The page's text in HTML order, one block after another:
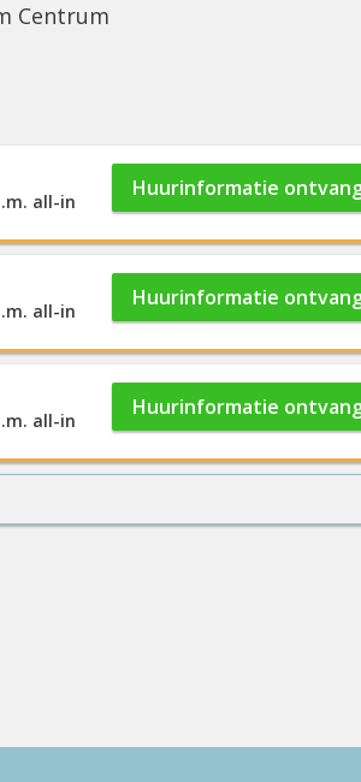
Centrum
all-in
Huurinformatie
all-in
Huurinformatie
all-in
Huurinformatie